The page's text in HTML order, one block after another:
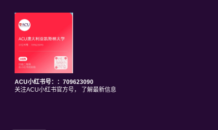
ACU小红书号：：709623090
关注ACU小红书官方号， 了解最新信息